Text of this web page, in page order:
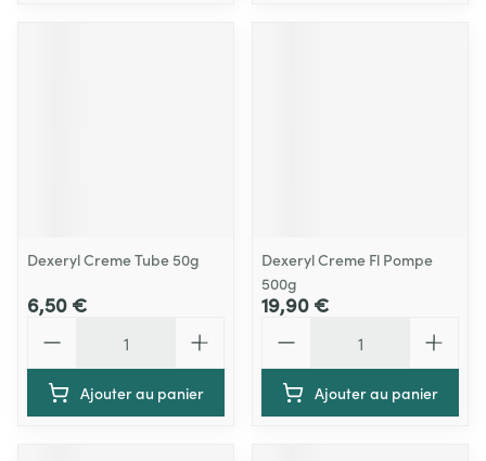
Dexeryl Creme Tube 50g
6,50 €
Ajouter au panier
Dexeryl Creme Fl Pompe
500g
19,90 €
Ajouter au panier